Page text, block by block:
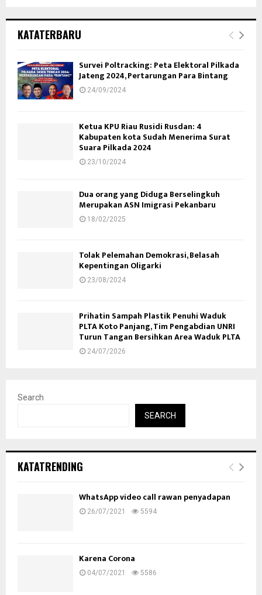
KATATERBARU
Survei Poltracking: Peta Elektoral Pilkada
Jateng 2024, Pertarungan Para Bintang
24/09/2024
Ketua KPU Riau Rusidi Rusdan: 4
Kabupaten kota Sudah Menerima Surat
Suara Pilkada 2024
23/10/2024
Dua orang yang Diduga Berselingkuh
Merupakan ASN Imigrasi Pekanbaru
18/02/2025
Tolak Pelemahan Demokrasi, Belasah
Kepentingan Oligarki
23/08/2024
Prihatin Sampah Plastik Penuhi Waduk
PLTA Koto Panjang, Tim Pengabdian UNRI
Turun Tangan Bersihkan Area Waduk PLTA
24/07/2026
Search
SEARCH
KATATRENDING
WhatsApp video call rawan penyadapan
26/07/2021 5594
Karena Corona
04/07/2021 5586